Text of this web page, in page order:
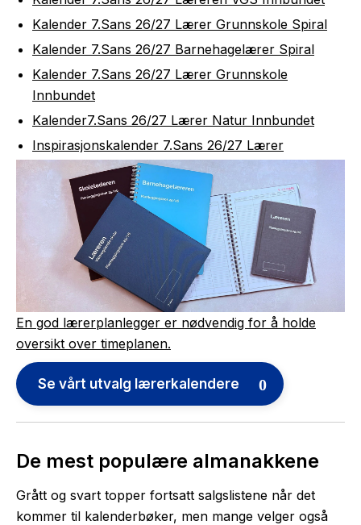
Kalender 7.Sans 26/27 Lærer Grunnskole Spiral
Kalender 7.Sans 26/27 Barnehagelærer Spiral
Kalender 7.Sans 26/27 Lærer Grunnskole
Innbundet
Kalender7.Sans 26/27 Lærer Natur Innbundet
Inspirasjonskalender 7.Sans 26/27 Lærer
En god lærerplanlegger er nødvendig for å holde
oversikt over timeplanen.
Se vårt utvalg lærerkalendere
De mest populære almanakkene
Grått og svart topper fortsatt salgslistene når det
kommer til kalenderbøker, men mange velger også